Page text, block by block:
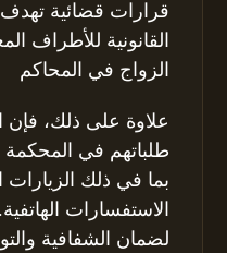
قرارات قضائية
القانونية للأطراف
الزواج في المحاكم
علاوة على ذلك، فإن
طلباتهم في المحكمة
بما في ذلك
الاستفسارات
لضمان الشفافية